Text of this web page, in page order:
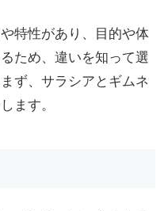
特性があり、目的や体
ため、違いを知って選
ず、サラシアとギムネ
ます。